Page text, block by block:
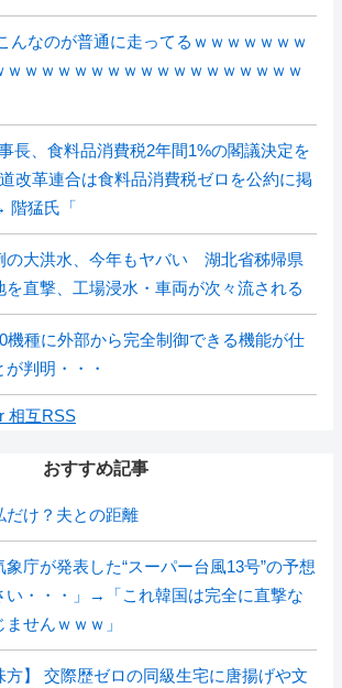
んなのが普通に走ってるｗｗｗｗｗｗｗ
ｗｗｗｗｗｗｗｗｗｗｗｗｗｗｗｗｗｗ
事長、食料品消費税2年間1%の閣議決定を
改革連合は食料品消費税ゼロを公約に掲
階猛氏「
の大洪水、今年もヤバい 湖北省秭帰県
を直撃、工場浸水・車両が次々流される
機種に外部から完全制御できる機能が仕
判明・・・
相互RSS
おすすめ記事
だけ？夫との距離
庁が発表した“スーパー台風13号”の予想
い・・・」→「これ韓国は完全に直撃な
せんｗｗｗ」
方】 交際歴ゼロの同級生宅に唐揚げや文